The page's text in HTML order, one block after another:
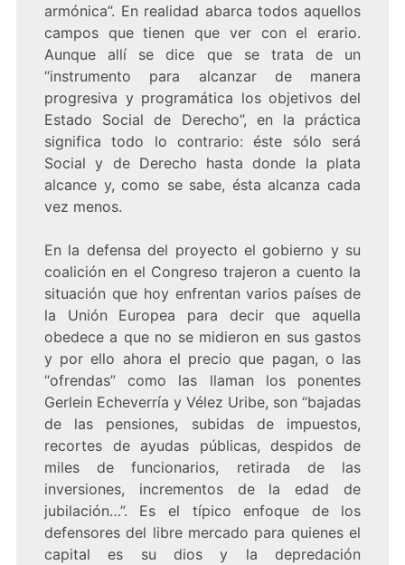
armónica”. En realidad abarca todos aquellos
campos que tienen que ver con el erario.
Aunque allí se dice que se trata de un
“instrumento para alcanzar de manera
progresiva y programática los objetivos del
Estado Social de Derecho”, en la práctica
significa todo lo contrario: éste sólo será
Social y de Derecho hasta donde la plata
alcance y, como se sabe, ésta alcanza cada
vez menos.
En la defensa del proyecto el gobierno y su
coalición en el Congreso trajeron a cuento la
situación que hoy enfrentan varios países de
la Unión Europea para decir que aquella
obedece a que no se midieron en sus gastos
y por ello ahora el precio que pagan, o las
“ofrendas” como las llaman los ponentes
Gerlein Echeverría y Vélez Uribe, son “bajadas
de las pensiones, subidas de impuestos,
recortes de ayudas públicas, despidos de
miles de funcionarios, retirada de las
inversiones, incrementos de la edad de
jubilación…”. Es el típico enfoque de los
defensores del libre mercado para quienes el
capital es su dios y la depredación